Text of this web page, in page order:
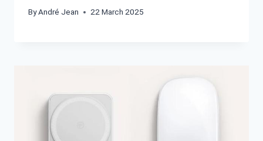
ByAndré Jean 22 March 2025